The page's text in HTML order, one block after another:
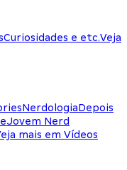
Curiosidades e etc.Veja
NerdologiaDepois
Jovem Nerd
mais em Vídeos